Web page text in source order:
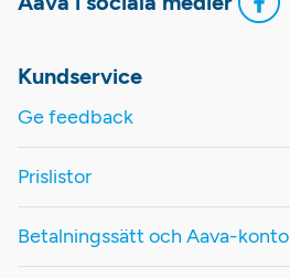
Kundservice
Ge feedback
Prislistor
Betalningssätt och Aava-konto